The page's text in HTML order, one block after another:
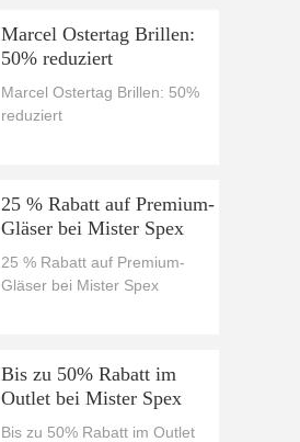
Marcel Ostertag Brillen:
50% reduziert
Marcel Ostertag Brillen: 50%
reduziert
25 % Rabatt auf Premium-
Gläser bei Mister Spex
25 % Rabatt auf Premium-
Gläser bei Mister Spex
Bis zu 50% Rabatt im
Outlet bei Mister Spex
Bis zu 50% Rabatt im Outlet